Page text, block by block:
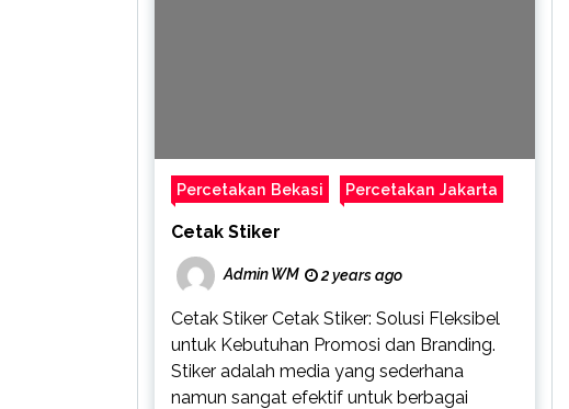
Percetakan Bekasi Percetakan Jakarta
Cetak Stiker
Admin WM 2 years ago
Cetak Stiker Cetak Stiker: Solusi Fleksibel
untuk Kebutuhan Promosi dan Branding.
Stiker adalah media yang sederhana
namun sangat efektif untuk berbagai